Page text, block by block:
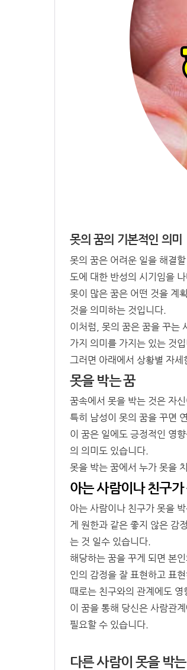
못의 꿈의 기본적인 의미
못의 꿈은 어려운 일을 해결
도에 대한 반성의 시기임을
못이 많은 꿈은 어떤 것을 계
것을 의미하는 것입니다.
이처럼, 못의 꿈은 꿈을 꾸는
가지 의미를 가지는 있는 것
그러면 아래에서 상황별 자
못을 박는 꿈
꿈속에서 못을 박는 것은 자
특히 남성이 못의 꿈을 꾸면
이 꿈은 일에도 긍정적인 영
의 의미도 있습니다.
못을 박는 꿈에서 누가 못을
아는 사람이나 친구
아는 사람이나 친구가 못을
게 원한과 같은 좋지 않은 감
는 것 일수 있습니다.
해당하는 꿈을 꾸게 되면 본
인의 감정을 잘 표현하고 표
때로는 친구와의 관계에도
이 꿈을 통해 당신은 사람관
필요할 수 있습니다.
다른 사람이 못을 박